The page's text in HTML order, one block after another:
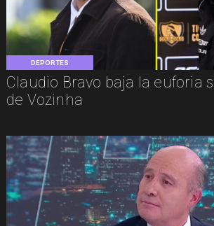
DEPORTES
Claudio Bravo baja la euforia
de Vozinha